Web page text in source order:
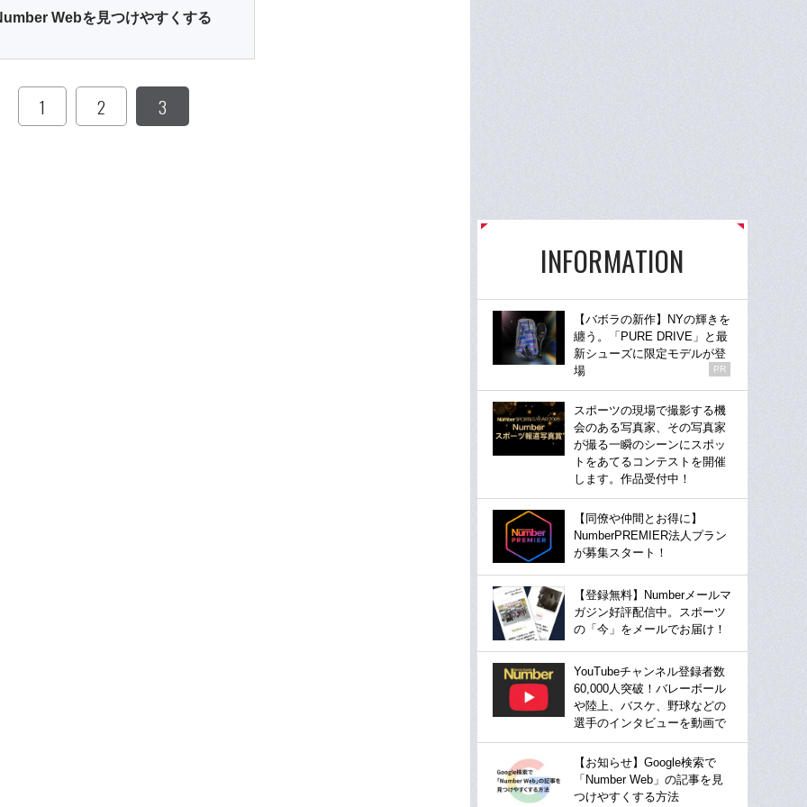
Webを見つけやすくする
1 2 3
INFORMATION
【バボラの新作】NYの輝きを
纏う。「PURE DRIVE」と最
新シューズに限定モデルが登
場
PR
スポーツの現場で撮影する機
会のある写真家、その写真家
が撮る一瞬のシーンにスポッ
トをあてるコンテストを開催
します。作品受付中！
【同僚や仲間とお得に】
NumberPREMIER法人プラン
が募集スタート！
【登録無料】Numberメールマ
ガジン好評配信中。スポーツ
の「今」をメールでお届け！
YouTubeチャンネル登録者数
60,000人突破！バレーボール
や陸上、バスケ、野球などの
選手のインタビューを動画で
【お知らせ】Google検索で
「Number Web」の記事を見
つけやすくする方法